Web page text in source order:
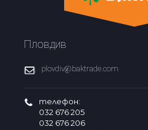
Пловдив
plovdiv@baktrade.com
телефон:
032 676 205
032 676 206